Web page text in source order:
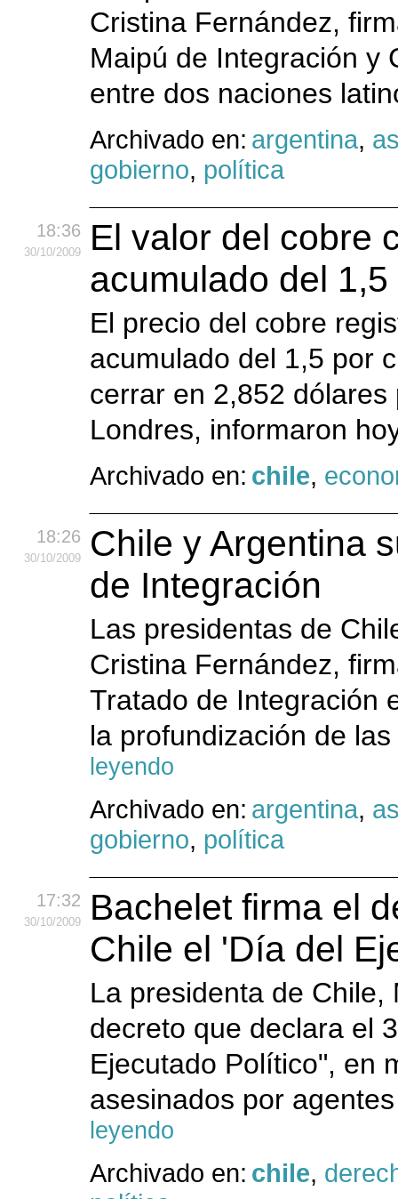
Cristina Fernández,
Maipú de Integración y
entre dos naciones
Archivado en: argentina,
gobierno, política
18:36
30/10/2009
El valor del cobre
acumulado del
El precio del cobre
acumulado del 1,5 por
cerrar en 2,852
Londres, informaron
Archivado en: chile,
18:26
30/10/2009
Chile y Argentina
de Integración
Las presidentas de
Cristina Fernández,
Tratado de Integración
la profundización de
leyendo
Archivado en: argentina,
gobierno, política
17:32
30/10/2009
Bachelet firma el
Chile el 'Día del
La presidenta de
decreto que declara el
Ejecutado Político", en
asesinados por
leyendo
Archivado en: chile,